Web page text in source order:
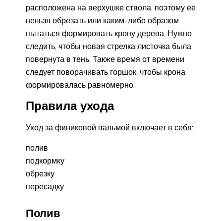
расположена на верхушке ствола, поэтому ее
нельзя обрезать или каким-либо образом
пытаться формировать крону дерева. Нужно
следить, чтобы новая стрелка листочка была
повернута в тень. Также время от времени
следует поворачивать горшок, чтобы крона
формировалась равномерно.
Правила ухода
Уход за финиковой пальмой включает в себя:
полив
подкормку
обрезку
пересадку
Полив